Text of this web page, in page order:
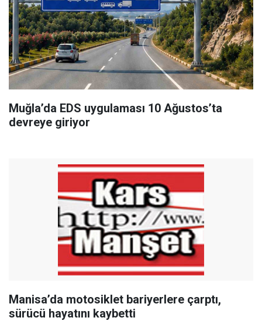
Muğla’da EDS uygulaması 10 Ağustos’ta
devreye giriyor
Manisa’da motosiklet bariyerlere çarptı,
sürücü hayatını kaybetti